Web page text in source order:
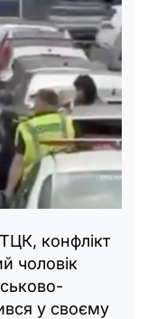
конфлікт
чоловік
у своєму